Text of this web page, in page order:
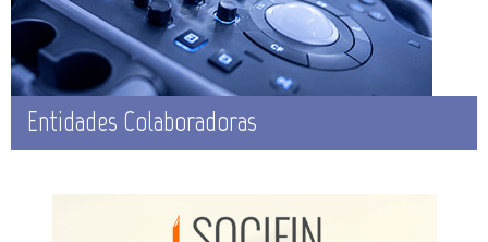
Entidades Colaboradoras